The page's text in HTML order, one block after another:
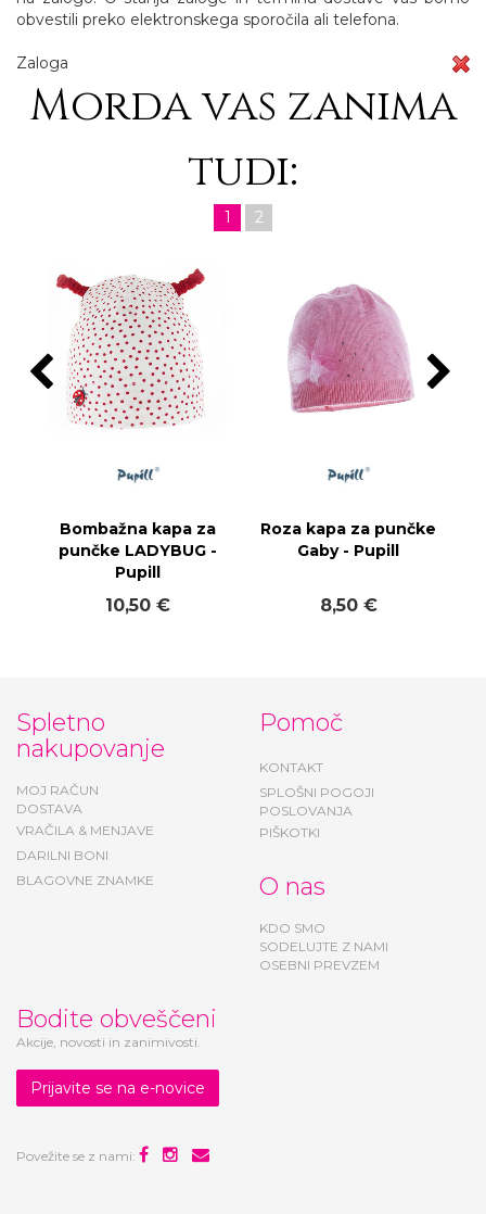
obvestili preko elektronskega sporočila ali telefona.
Zaloga
Morda vas zanima
tudi:
1 2
Bombažna kapa za
punčke LADYBUG -
Pupill
10,50 €
Roza kapa za punčke
Gaby - Pupill
8,50 €
Spletno
nakupovanje
MOJ RAČUN
DOSTAVA
VRAČILA & MENJAVE
DARILNI BONI
BLAGOVNE ZNAMKE
Pomoč
KONTAKT
SPLOŠNI POGOJI
POSLOVANJA
PIŠKOTKI
O nas
KDO SMO
SODELUJTE Z NAMI
OSEBNI PREVZEM
Bodite obveščeni
Akcije, novosti in zanimivosti.
Prijavite se na e-novice
Povežite se z nami: